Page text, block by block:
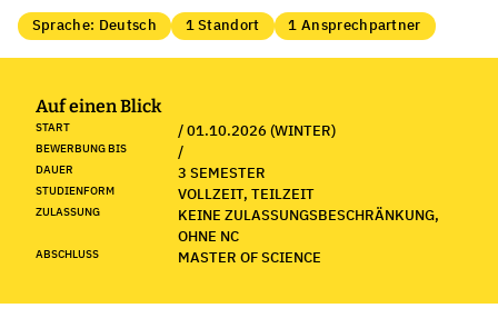
Sprache: Deutsch 1 Standort 1 Ansprechpartner
Auf einen Blick
START / 01.10.2026 (WINTER)
BEWERBUNG BIS /
DAUER 3 SEMESTER
STUDIENFORM VOLLZEIT, TEILZEIT
ZULASSUNG
KEINE ZULASSUNGSBESCHRÄNKUNG,
OHNE NC
ABSCHLUSS MASTER OF SCIENCE